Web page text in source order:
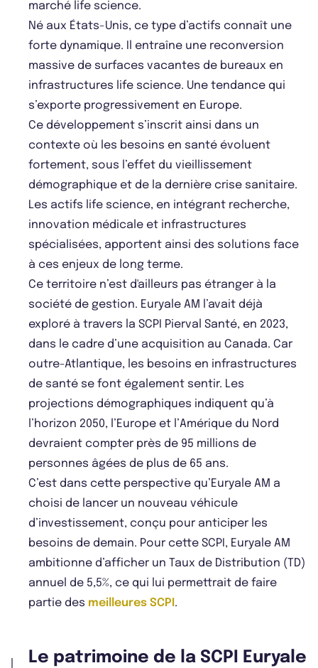
marché life science.
Né aux États-Unis, ce type d’actifs connaît une
forte dynamique. Il entraîne une reconversion
massive de surfaces vacantes de bureaux en
infrastructures life science. Une tendance qui
s’exporte progressivement en Europe.
Ce développement s’inscrit ainsi dans un
contexte où les besoins en santé évoluent
fortement, sous l’effet du vieillissement
démographique et de la dernière crise sanitaire.
Les actifs life science, en intégrant recherche,
innovation médicale et infrastructures
spécialisées, apportent ainsi des solutions face
à ces enjeux de long terme.
Ce territoire n’est d'ailleurs pas étranger à la
société de gestion. Euryale AM l’avait déjà
exploré à travers la SCPI Pierval Santé, en 2023,
dans le cadre d’une acquisition au Canada. Car
outre-Atlantique, les besoins en infrastructures
de santé se font également sentir. Les
projections démographiques indiquent qu’à
l’horizon 2050, l’Europe et l’Amérique du Nord
devraient compter près de 95 millions de
personnes âgées de plus de 65 ans.
C’est dans cette perspective qu’Euryale AM a
choisi de lancer un nouveau véhicule
d’investissement, conçu pour anticiper les
besoins de demain. Pour cette SCPI, Euryale AM
ambitionne d’afficher un Taux de Distribution (TD)
annuel de 5,5%, ce qui lui permettrait de faire
partie des meilleures SCPI.
Le patrimoine de la SCPI Euryale